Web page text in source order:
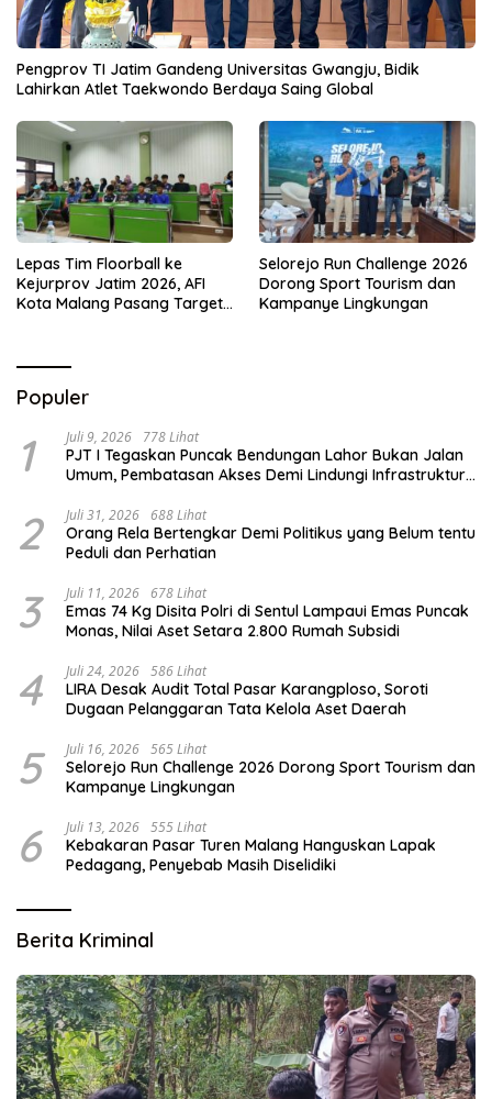
Pengprov TI Jatim Gandeng Universitas Gwangju, Bidik
Lahirkan Atlet Taekwondo Berdaya Saing Global
Lepas Tim Floorball ke
Kejurprov Jatim 2026, AFI
Kota Malang Pasang Target
Selorejo Run Challenge 2026
Dorong Sport Tourism dan
Kampanye Lingkungan
Populer
1 Juli 9, 2026 778 Lihat
PJT I Tegaskan Puncak Bendungan Lahor Bukan Jalan
Umum, Pembatasan Akses Demi Lindungi Infrastruktur
2 Juli 31, 2026 688 Lihat
Orang Rela Bertengkar Demi Politikus yang Belum tentu
Peduli dan Perhatian
3 Juli 11, 2026 678 Lihat
Emas 74 Kg Disita Polri di Sentul Lampaui Emas Puncak
Monas, Nilai Aset Setara 2.800 Rumah Subsidi
4 Juli 24, 2026 586 Lihat
LIRA Desak Audit Total Pasar Karangploso, Soroti
Dugaan Pelanggaran Tata Kelola Aset Daerah
5 Juli 16, 2026 565 Lihat
Selorejo Run Challenge 2026 Dorong Sport Tourism dan
Kampanye Lingkungan
6 Juli 13, 2026 555 Lihat
Kebakaran Pasar Turen Malang Hanguskan Lapak
Pedagang, Penyebab Masih Diselidiki
Berita Kriminal